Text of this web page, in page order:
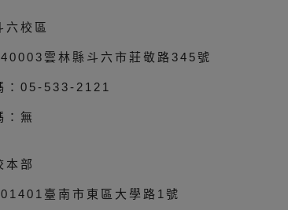
六校區
雲林縣斗六市莊敬路345號
：05-533-2121
：無
本部
臺南市東區大學路1號